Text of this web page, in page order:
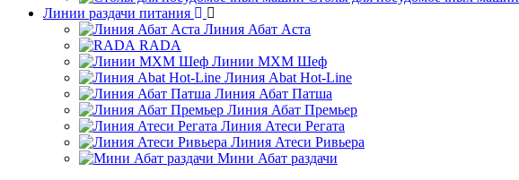
Линии раздачи питания
Линия Абат Аста
RADA
Линии МХМ Шеф
Линия Abat Hot-Line
Линия Абат Патша
Линия Абат Премьер
Линия Атеси Регата
Линия Атеси Ривьера
Мини Абат раздачи